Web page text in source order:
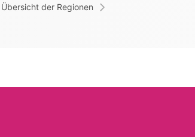
Übersicht der Regionen